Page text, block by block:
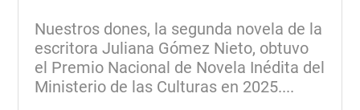
Nuestros dones, la segunda novela de la
escritora Juliana Gómez Nieto, obtuvo
el Premio Nacional de Novela Inédita del
Ministerio de las Culturas en 2025....